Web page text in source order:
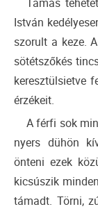
István
szorult a keze.
sötétszőkés
keresztülsietve
érzékeit.
A férfi sok
nyers dühön
önteni ezek
kicsúszik
támadt. Törni,